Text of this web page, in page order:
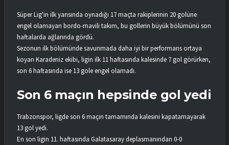
Süper Lig'in ilk yarısında oynadığı 17 maçta rakiplerinin 20 golüne
engel olamayan bordo-mavili takım, bu gollerin büyük bölümünü son
haftalarda ağlarında gördü.
Sezonun ilk bölümünde savunmada daha iyi bir performans ortaya
koyan Karadeniz ekibi, ligin ilk 11 haftasında kalesinde 7 gol görürken,
son 6 haftasında ise 13 gole engel olamadı.
Son 6 maçın hepsinde gol yedi
Trabzonspor, ligde son 6 maçın tamamında kalesini kapatamayarak
13 gol yedi.
En son ligin 11. haftasında Galatasaray deplasmanından 0-0